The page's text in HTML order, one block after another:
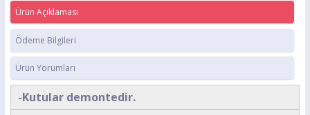
Ürün Açıklaması
Ödeme Bilgileri
Ürün Yorumları
-Kutular demontedir.